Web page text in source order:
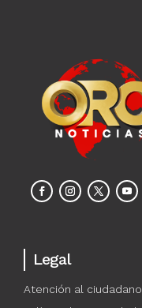
Legal
Atención al ciudadano